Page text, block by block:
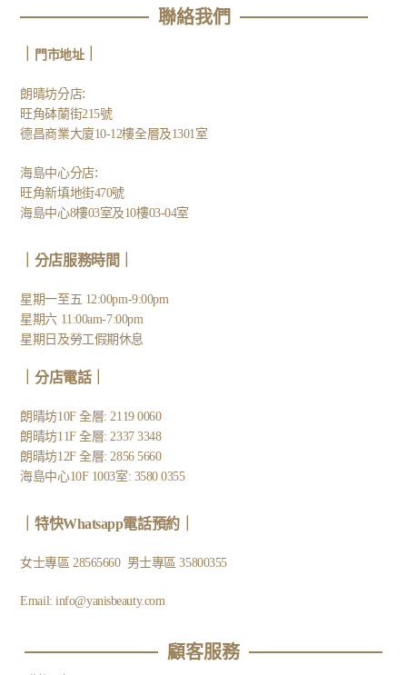
聯絡我們
門市地址｜
朗晴坊分店:
旺角砵蘭街215號
德昌商業大廈10-12樓全層及1301室
海島中心分店:
旺角新填地街470號
海島中心8樓03室及10樓03-04室
｜分店服務時間｜
星期一至五 12:00pm-9:00pm
星期六 11:00am-7:00pm
星期日及勞工假期休息
分店電話｜
朗晴坊10F 全層: 2119 0060
朗晴坊11F 全層: 2337 3348
朗晴坊12F 全層: 2856 5660
海島中心10F 1003室: 3580 0355
特快Whatsapp電話預約｜
女士專區28565660 男士專區35800355
Email:info@yanisbeauty.com
顧客服務​